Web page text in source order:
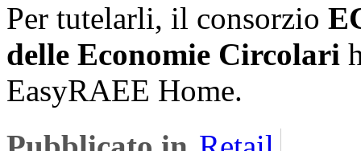
Per tutelarli, il consorzio
delle Economie Circolari
EasyRAEE Home.